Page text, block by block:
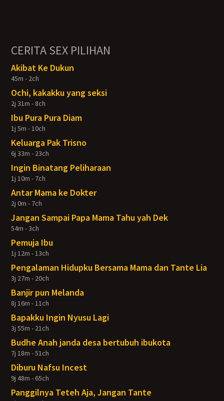
CERITA SEX PILIHAN
Akibat Ke Dukun
45m - 2ch
Ochi, kakakku yang seksi
2j 31m - 8ch
Ibu Pura Pura Diam
1j 5m - 10ch
Keluarga Pak Trisno
6j 33m - 23ch
Ingin Binatang Peliharaan
1j 10m - 7ch
Antar Mama ke Dokter
2j 0m - 7ch
Jangan Sampai Papa Mama Tahu yah Dek
54m - 3ch
Pemuja Ibu
1j 12m - 13ch
Pengalaman Hidupku Bersama Mama dan Tante Lia
3j 27m - 20ch
Banjir pun Melanda
8j 16m - 11ch
Bapakku Ingin Nyusu Lagi
3j 55m - 21ch
Budhe Anah janda desa bertubuh ibukota
7j 18m - 51ch
Diburu Nafsu Incest
9j 48m - 65ch
Panggilnya Teteh Aja, Jangan Tante